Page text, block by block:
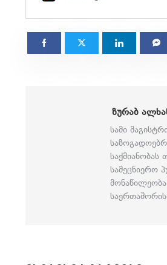
ᲖᲣᲠᲐᲑ
სამი
სამეცნიერო